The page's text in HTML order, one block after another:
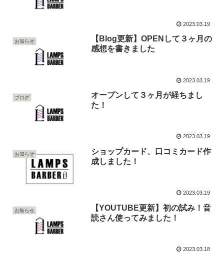
2023.03.19
お知らせ
【Blog更新】OPENして３ヶ月の
感想を書きました
2023.03.19
ブログ
オープンして３ヶ月が経ちまし
た！
2023.03.19
お知らせ
ショップカード、口コミカード作
成しました！
2023.03.19
お知らせ
【YOUTUBE更新】初の試み！音
読さん使ってみました！
2023.03.18